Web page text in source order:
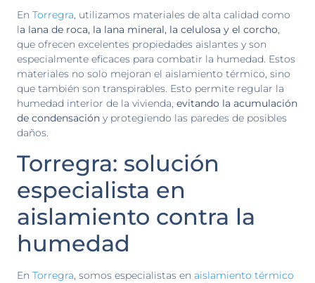
En Torregra, utilizamos materiales de alta calidad como
la lana de roca, la lana mineral, la celulosa y el corcho,
que ofrecen excelentes propiedades aislantes y son
especialmente eficaces para combatir la humedad. Estos
materiales no solo mejoran el aislamiento térmico, sino
que también son transpirables. Esto permite regular la
humedad interior de la vivienda, evitando la acumulación
de condensación y protegiendo las paredes de posibles
daños.
Torregra: solución
especialista en
aislamiento contra la
humedad
En Torregra, somos especialistas en aislamiento térmico